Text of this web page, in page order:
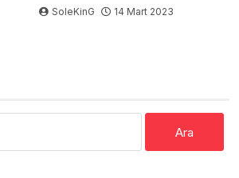
SoleKinG 14 Mart 2023